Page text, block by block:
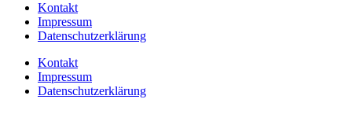
Kontakt
Impressum
Datenschutzerklärung
Kontakt
Impressum
Datenschutzerklärung